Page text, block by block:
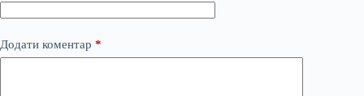
Додати коментар *